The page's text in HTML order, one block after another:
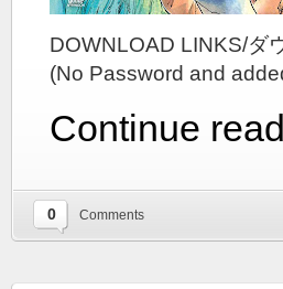
DOWNLOAD LINKS/ダ
(No Password and
Continue
0 Comments